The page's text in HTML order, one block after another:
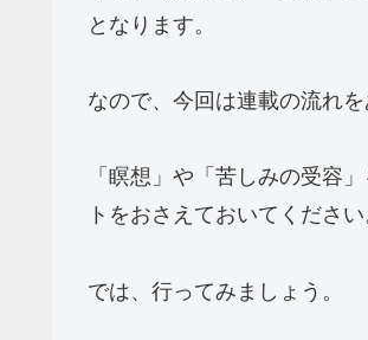
となります。
なので、今回は連載の流れ
「瞑想」や「苦しみの受容
トをおさえておいてください
では、行ってみましょう。